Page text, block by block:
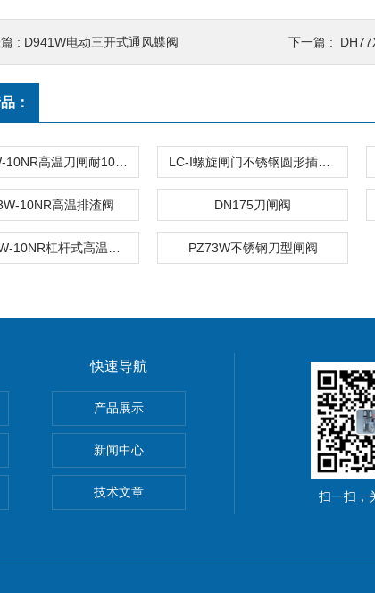
篇 : D941W电动三开式通风蝶阀 下一篇 :
：
10NR高温排渣阀 DN175刀闸阀
PZ73W不锈钢刀型闸阀
型球阀
快速导航
产品展示
新闻中心
技术文章 扫一扫，